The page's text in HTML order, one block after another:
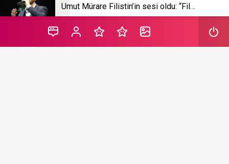
Umut Mürare Filistin’in sesi oldu: “Filistin’in Enstrümantal Hikayesi” yüreklere dokundu